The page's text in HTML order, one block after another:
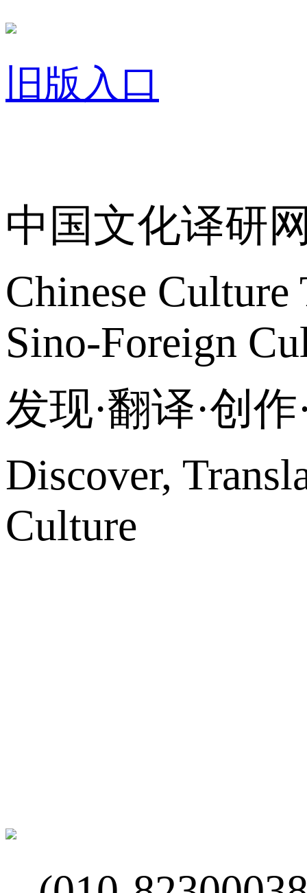
旧版入口
中国文化译研
Chinese
Sino-Foreign
发现·翻译·创
Discover,
Culture